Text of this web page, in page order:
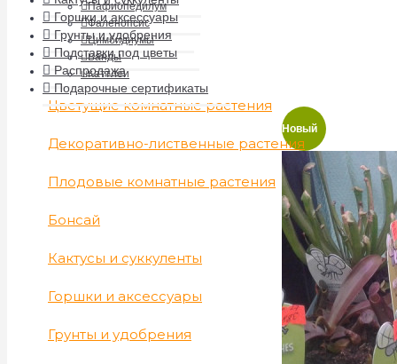
Пафиопедилум
Фаленопсис
Цимбидиумы
Ванды
Каттлеи
Цветущие комнатные растения
Декоративно-лиственные растения
Плодовые комнатные растения
Бонсай
Кактусы и суккуленты
Горшки и аксессуары
Грунты и удобрения
Горшки и аксессуары
Грунты и удобрения
Подставки под цветы
Распродажа
Подарочные сертификаты
Новый